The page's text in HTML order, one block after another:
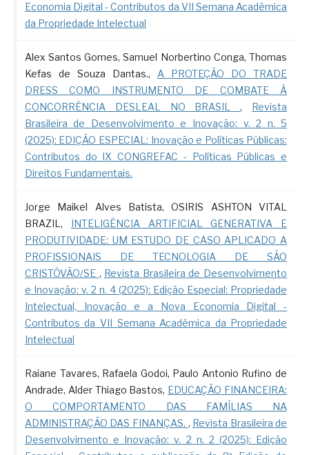
Economia Digital - Contributos da VII Semana Acadêmica
da Propriedade Intelectual
Alex Santos Gomes, Samuel Norbertino Conga, Thomas
Kefas de Souza Dantas., A PROTEÇÃO DO TRADE
DRESS COMO INSTRUMENTO DE COMBATE À
CONCORRÊNCIA DESLEAL NO BRASIL, Revista
Brasileira de Desenvolvimento e Inovação: v. 2 n. 5
(2025): EDIÇÃO ESPECIAL: Inovação e Políticas Públicas:
Contributos do IX CONGREFAC - Políticas Públicas e
Direitos Fundamentais.
Jorge Maikel Alves Batista, OSIRIS ASHTON VITAL
BRAZIL, INTELIGÊNCIA ARTIFICIAL GENERATIVA E
PRODUTIVIDADE: UM ESTUDO DE CASO APLICADO A
PROFISSIONAIS DE TECNOLOGIA DE SÃO
CRISTÓVÃO/SE , Revista Brasileira de Desenvolvimento
e Inovação: v. 2 n. 4 (2025): Edição Especial: Propriedade
Intelectual, Inovação e a Nova Economia Digital -
Contributos da VII Semana Acadêmica da Propriedade
Intelectual
Raiane Tavares, Rafaela Godoi, Paulo Antonio Rufino de
Andrade, Alder Thiago Bastos, EDUCAÇÃO FINANCEIRA:
O COMPORTAMENTO DAS FAMÍLIAS NA
ADMINISTRAÇÃO DAS FINANÇAS. , Revista Brasileira de
Desenvolvimento e Inovação: v. 2 n. 2 (2025): Edição